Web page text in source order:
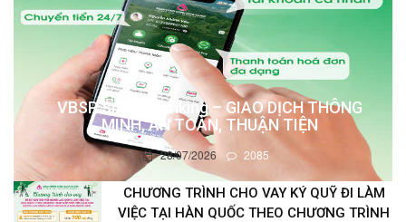
VBSP Smart Banking – GIAO DỊCH THÔNG
MINH, AN TOÀN, THUẬN TIỆN
28/07/2026 2085
CHƯƠNG TRÌNH CHO VAY KÝ QUỸ ĐI LÀM
VIỆC TẠI HÀN QUỐC THEO CHƯƠNG TRÌNH